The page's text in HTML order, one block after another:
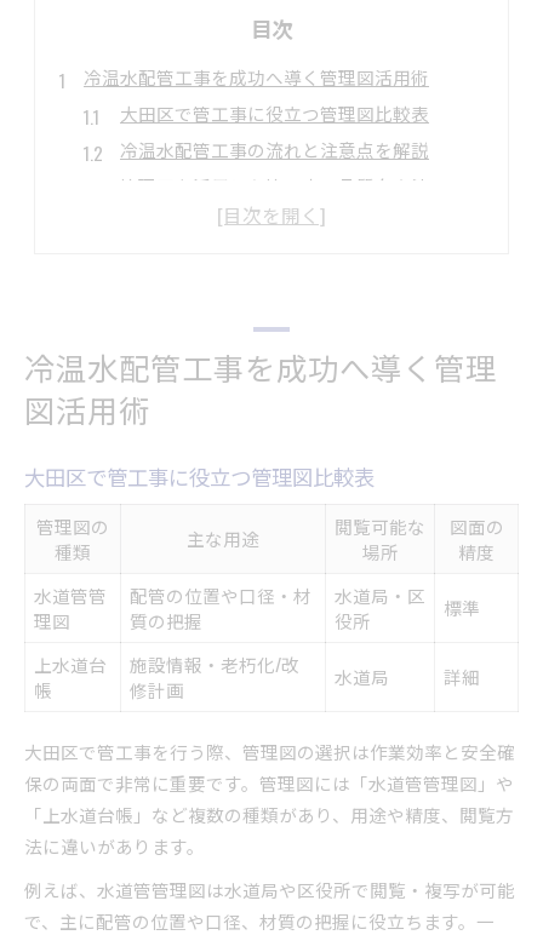
目次
冷温水配管工事を成功へ導く管理図活用術
大田区で管工事に役立つ管理図比較表
冷温水配管工事の流れと注意点を解説
管理図を活用した管工事の品質向上法
現場で活きる管工事管理図の選び方
水道管理図の閲覧・複写方法一覧表
管工事で必要な管理図の取得手順
大田区で水道管理図を活用するコツ
トラブル防止に役立つ管理図のポイント
東京都大田区における冷温水配管の基礎知識
冷温水配管系統と管工事の基礎用語表
冷温水配管の種類と特徴を知る
管工事の基礎から学ぶ冷温水配管
冷温水配管の役割と管工事の関係性
大田区で求められる配管技術のポイント
管工事日程調整の流れと比較表
大田区で日程調整を成功させる秘訣
管工事スムーズ進行のための準備術
トラブルを防ぐ日程調整のコツ
現場で役立つ日程調整の実践ポイント
冷温水配管工事を成功へ導く管理
図活用術
大田区で管工事に役立つ管理図比較表
管理図の
種類
主な用途
閲覧可能な
場所
図面の
精度
水道管管
理図
配管の位置や口径・材
質の把握
水道局・区
役所
標準
上水道台
帳
施設情報・老朽化/改
修計画
水道局 詳細
大田区で管工事を行う際、管理図の選択は作業効率と安全確
保の両面で非常に重要です。管理図には「水道管管理図」や
「上水道台帳」など複数の種類があり、用途や精度、閲覧方
法に違いがあります。
例えば、水道管管理図は水道局や区役所で閲覧・複写が可能
で、主に配管の位置や口径、材質の把握に役立ちます。一